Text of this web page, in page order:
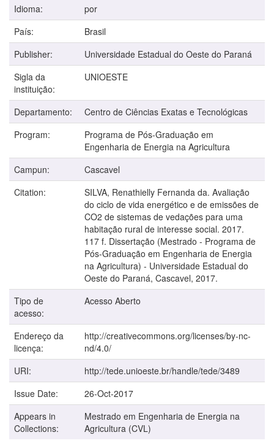
Idioma:
por
País:
Brasil
Publisher:
Universidade Estadual do Oeste do Paraná
Sigla da
instituição:
UNIOESTE
Departamento:
Centro de Ciências Exatas e Tecnológicas
Program:
Programa de Pós-Graduação em
Engenharia de Energia na Agricultura
Campun:
Cascavel
Citation:
SILVA, Renathielly Fernanda da. Avaliação
do ciclo de vida energético e de emissões de
CO2 de sistemas de vedações para uma
habitação rural de interesse social. 2017.
117 f. Dissertação (Mestrado - Programa de
Pós-Graduação em Engenharia de Energia
na Agricultura) - Universidade Estadual do
Oeste do Paraná, Cascavel, 2017.
Tipo de
acesso:
Acesso Aberto
Endereço da
licença:
http://creativecommons.org/licenses/by-nc-
nd/4.0/
URI:
http://tede.unioeste.br/handle/tede/3489
Issue Date:
26-Oct-2017
Appears in
Collections:
Mestrado em Engenharia de Energia na
Agricultura (CVL)